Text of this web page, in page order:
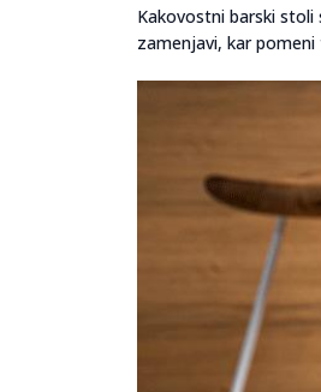
Kakovostni barski
zamenjavi, kar